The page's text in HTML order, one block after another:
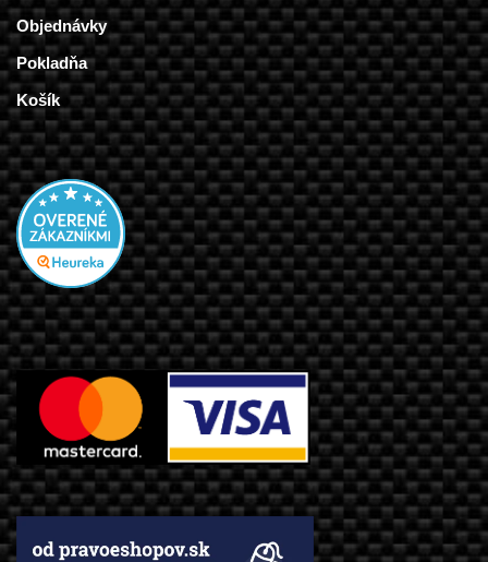
Objednávky
Pokladňa
Košík